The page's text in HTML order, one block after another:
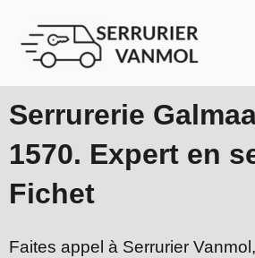
contenu
Serrurerie
1570. Expert en
Fichet
Faites appel à Serrurier